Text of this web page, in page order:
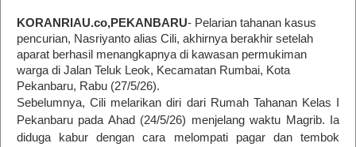
KORANRIAU.co,PEKANBARU- Pelarian tahanan kasus
pencurian, Nasriyanto alias Cili, akhirnya berakhir setelah
aparat berhasil menangkapnya di kawasan permukiman
warga di Jalan Teluk Leok, Kecamatan Rumbai, Kota
Pekanbaru, Rabu (27/5/26).
Sebelumnya, Cili melarikan diri dari Rumah Tahanan Kelas I
Pekanbaru pada Ahad (24/5/26) menjelang waktu Magrib. Ia
diduga kabur dengan cara melompati pagar dan tembok